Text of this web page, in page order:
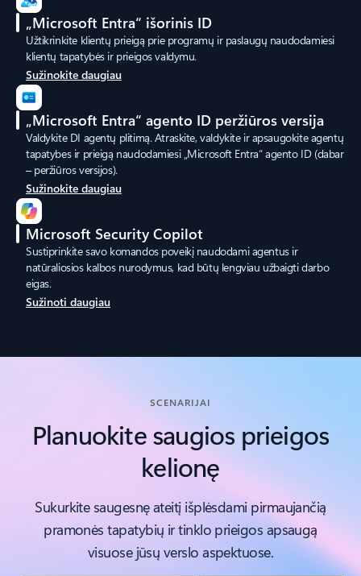
„Microsoft Entra“ išorinis ID
Užtikrinkite klientų prieigą prie programų ir paslaugų naudodamiesi
klientų tapatybės ir prieigos valdymu.
Sužinokite daugiau
„Microsoft Entra“ agento ID peržiūros versija
Valdykite DI agentų plitimą. Atraskite, valdykite ir apsaugokite agentų
tapatybes ir prieigą naudodamiesi „Microsoft Entra“ agento ID (dabar
– peržiūros versijos).
Sužinokite daugiau
Microsoft Security Copilot
Sustiprinkite savo komandos poveikį naudodami agentus ir
natūraliosios kalbos nurodymus, kad būtų lengviau užbaigti darbo
eigas.
Sužinoti daugiau
SCENARIJAI
Planuokite saugios prieigos
kelionę
Sukurkite saugesnę ateitį išplėsdami pirmaujančią
pramonės tapatybių ir tinklo prieigos apsaugą
visuose jūsų verslo aspektuose.